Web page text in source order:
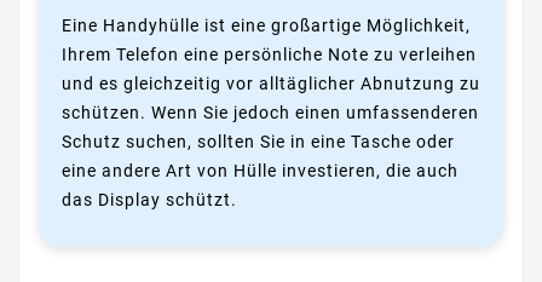
Eine Handyhülle ist eine großartige Möglichkeit,
Ihrem Telefon eine persönliche Note zu verleihen
und es gleichzeitig vor alltäglicher Abnutzung zu
schützen. Wenn Sie jedoch einen umfassenderen
Schutz suchen, sollten Sie in eine Tasche oder
eine andere Art von Hülle investieren, die auch
das Display schützt.